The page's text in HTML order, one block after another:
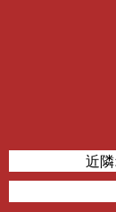
近